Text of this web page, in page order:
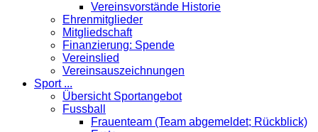
Vereinsvorstände Historie
Ehrenmitglieder
Mitgliedschaft
Finanzierung: Spende
Vereinslied
Vereinsauszeichnungen
Sport ...
Übersicht Sportangebot
Fussball
Frauenteam (Team abgemeldet; Rückblick)